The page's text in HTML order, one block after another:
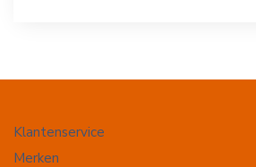
Klantenservice
Merken